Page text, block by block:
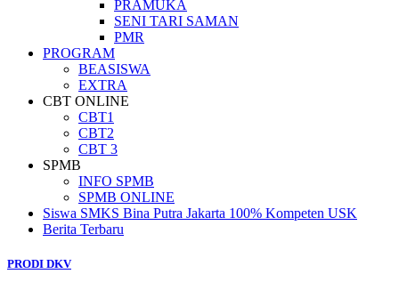
PRAMUKA
SENI TARI SAMAN
PMR
PROGRAM
BEASISWA
EXTRA
CBT ONLINE
CBT1
CBT2
CBT 3
SPMB
INFO SPMB
SPMB ONLINE
Siswa SMKS Bina Putra Jakarta 100% Kompeten USK
Berita Terbaru
PRODI DKV